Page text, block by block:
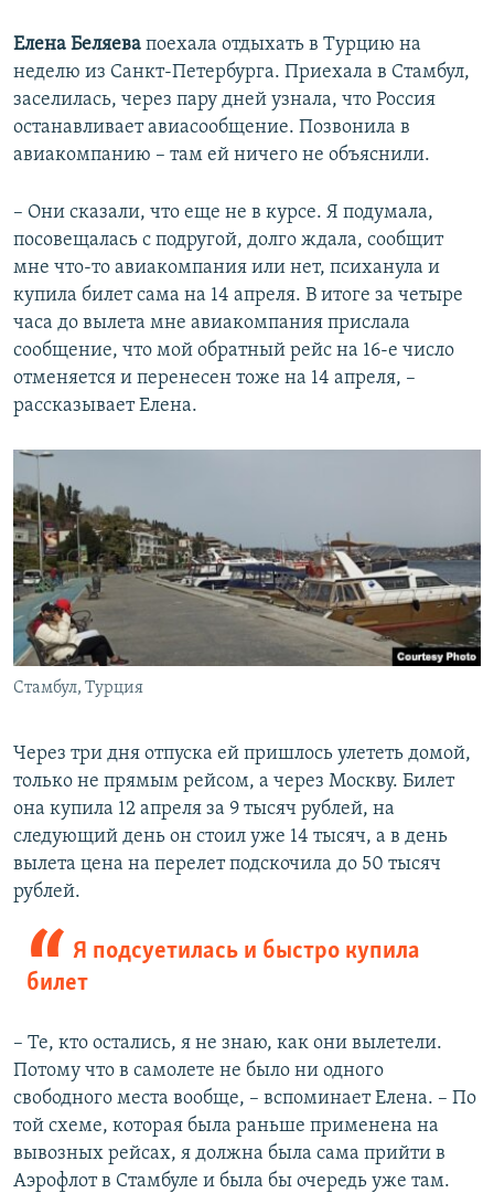
Елена Беляева поехала отдыхать в Турцию на
неделю из Санкт-Петербурга. Приехала в Стамбул,
заселилась, через пару дней узнала, что Россия
останавливает авиасообщение. Позвонила в
авиакомпанию – там ей ничего не объяснили.
– Они сказали, что еще не в курсе. Я подумала,
посовещалась с подругой, долго ждала, сообщит
мне что-то авиакомпания или нет, психанула и
купила билет сама на 14 апреля. В итоге за четыре
часа до вылета мне авиакомпания прислала
сообщение, что мой обратный рейс на 16-е число
отменяется и перенесен тоже на 14 апреля, –
рассказывает Елена.
Стамбул, Турция
Через три дня отпуска ей пришлось улететь домой,
только не прямым рейсом, а через Москву. Билет
она купила 12 апреля за 9 тысяч рублей, на
следующий день он стоил уже 14 тысяч, а в день
вылета цена на перелет подскочила до 50 тысяч
рублей.
Я подсуетилась и быстро купила
билет
– Те, кто остались, я не знаю, как они вылетели.
Потому что в самолете не было ни одного
свободного места вообще, – вспоминает Елена. – По
той схеме, которая была раньше применена на
вывозных рейсах, я должна была сама прийти в
Аэрофлот в Стамбуле и была бы очередь уже там.